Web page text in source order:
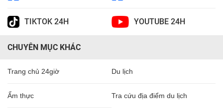
TIKTOK 24H YOUTUBE 24H
CHUYÊN MỤC KHÁC
Trang chủ 24giờ Du lịch
Ẩm thực Tra cứu địa điểm du lịch